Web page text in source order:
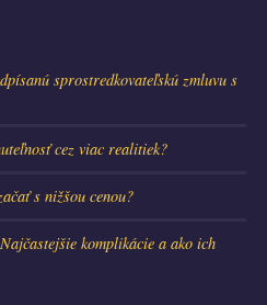
sprostredkovateľskú zmluvu s
cez viac realitiek?
s nižšou cenou?
komplikácie a ako ich